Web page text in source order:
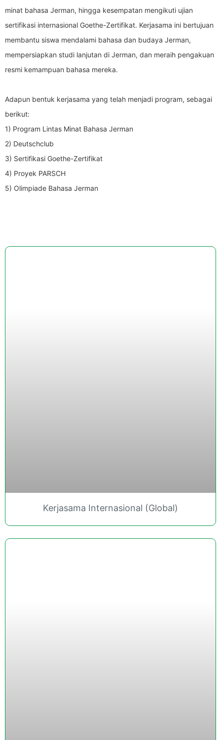
minat bahasa Jerman, hingga kesempatan mengikuti ujian
sertifikasi internasional Goethe-Zertifikat. Kerjasama ini bertujuan
membantu siswa mendalami bahasa dan budaya Jerman,
mempersiapkan studi lanjutan di Jerman, dan meraih pengakuan
resmi kemampuan bahasa mereka.
Adapun bentuk kerjasama yang telah menjadi program, sebagai
berikut:
1) Program Lintas Minat Bahasa Jerman
2) Deutschclub
3) Sertifikasi Goethe-Zertifikat
4) Proyek PARSCH
5) Olimpiade Bahasa Jerman
Kerjasama Internasional (Global)